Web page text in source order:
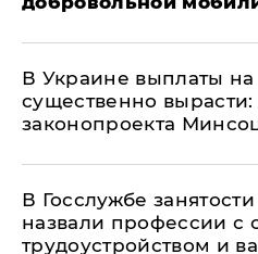
В Украине выплаты на
существенно
законопроекта
В Госслужбе
назвали профессии
трудоустройством и